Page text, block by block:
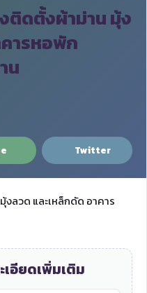
ติดตั้งผ้าม่าน มุ้ง
ารหอพัก
น
Twitter
ลวด และเหล็กดัด อาคาร
อียดเพิ่มเติม